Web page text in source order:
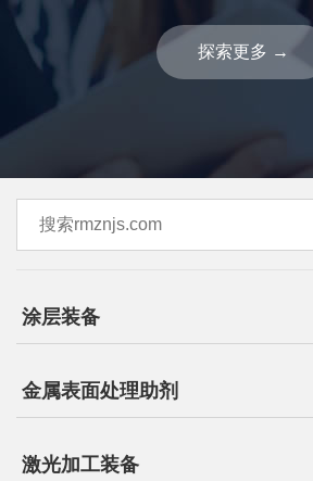
探索更多 →
涂层装备
金属表面处理助剂
激光加工装备